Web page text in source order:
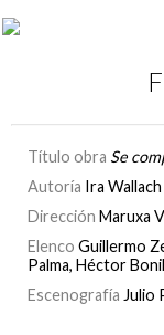
Título obra Se
Autoría Ira Wallach
Dirección Maruxa
Elenco Guillermo
Palma, Héctor
Escenografía Julio